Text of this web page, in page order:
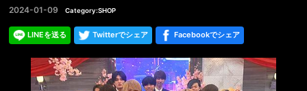
2024-01-09 Category:SHOP
LINEを送る Twitterでシェア Facebookでシェア